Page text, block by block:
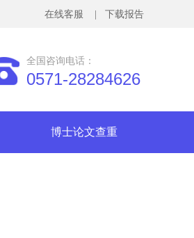
博士论文查重
全国咨询电话：
0571-28284626
| 下载报告
在线客服